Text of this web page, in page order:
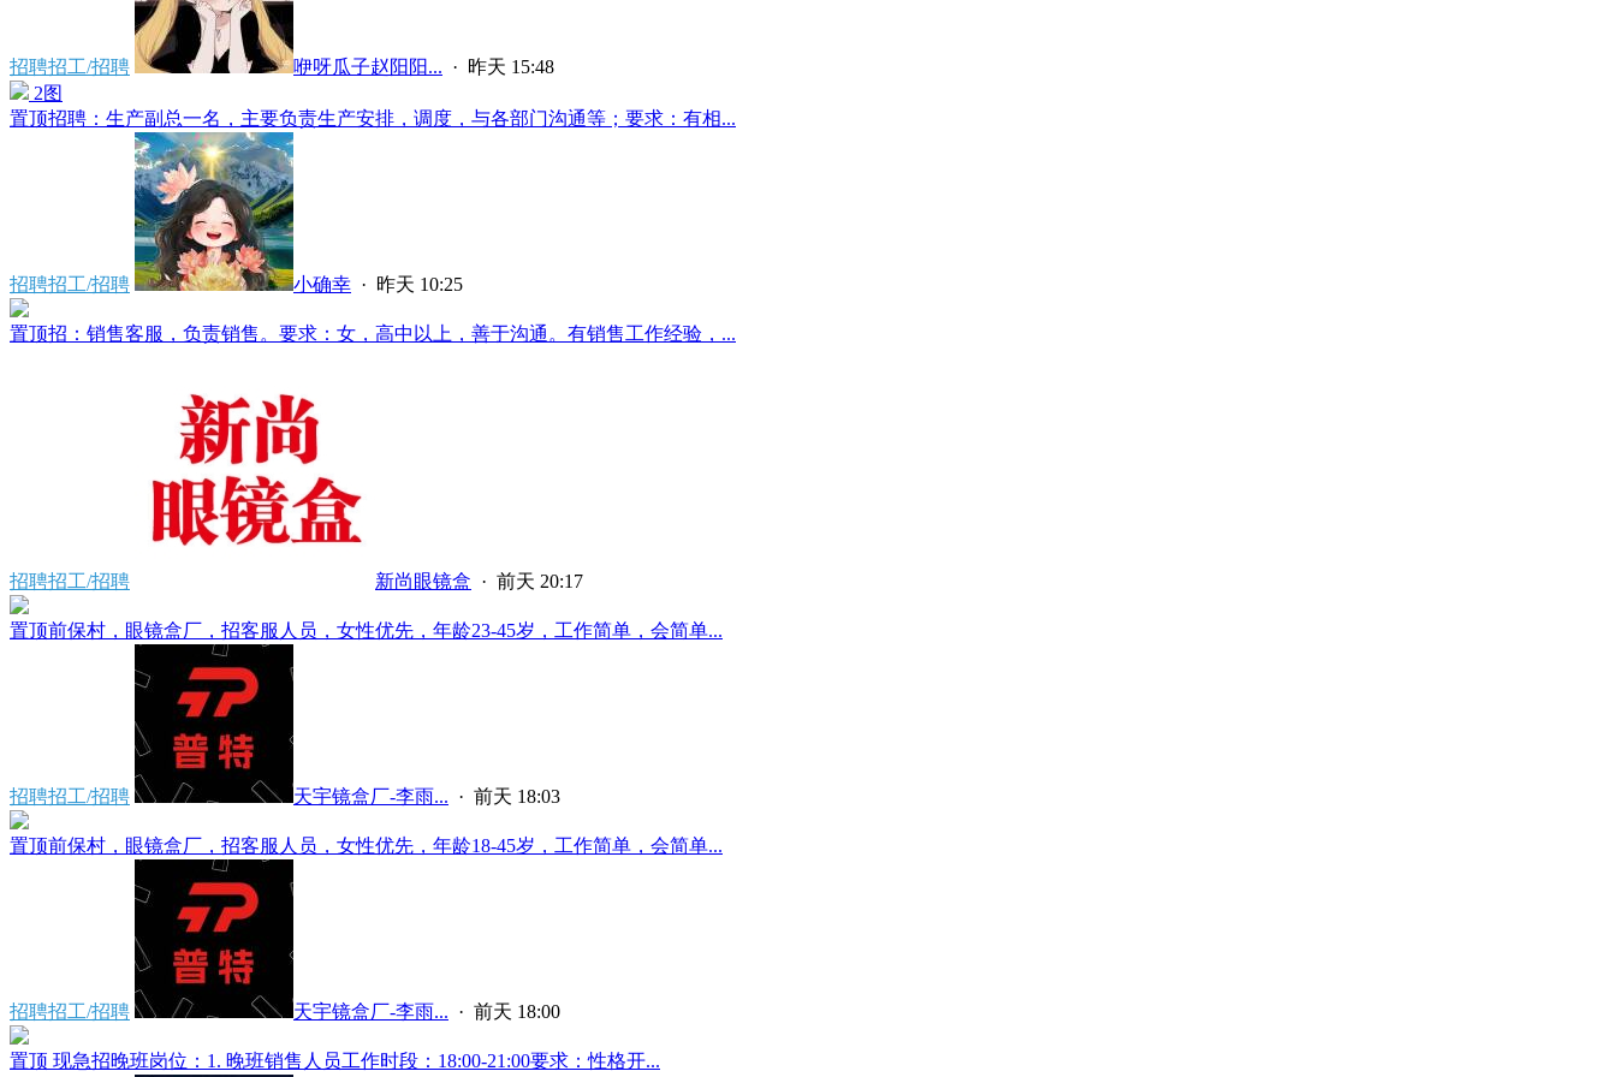
招聘招工/招聘 咿呀瓜子赵阳阳... · 昨天 15:48
2图
置顶招聘：生产副总一名，主要负责生产安排，调度，与各部门沟通等；要求：有相...
招聘招工/招聘 小确幸 · 昨天 10:25
置顶招：销售客服，负责销售。要求：女，高中以上，善于沟通。有销售工作经验，...
招聘招工/招聘 新尚眼镜盒 · 前天 20:17
置顶前保村，眼镜盒厂，招客服人员，女性优先，年龄23-45岁，工作简单，会简单...
招聘招工/招聘 天宇镜盒厂-李雨... · 前天 18:03
置顶前保村，眼镜盒厂，招客服人员，女性优先，年龄18-45岁，工作简单，会简单...
招聘招工/招聘 天宇镜盒厂-李雨... · 前天 18:00
置顶 现急招晚班岗位：1. 晚班销售人员工作时段：18:00-21:00要求：性格开...